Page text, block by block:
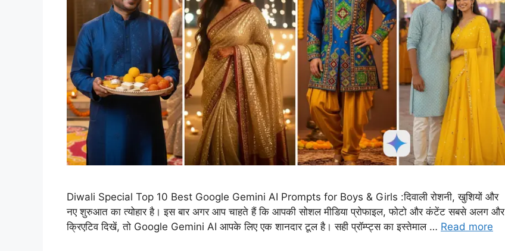
Diwali Special Top 10 Best Google Gemini AI Prompts for Boys & Girls :दिवाली रोशनी, खुशियों और
नए शुरुआत का त्योहार है। इस बार अगर आप चाहते हैं कि आपकी सोशल मीडिया प्रोफाइल, फोटो और कंटेंट सबसे अलग और
क्रिएटिव दिखें, तो Google Gemini AI आपके लिए एक शानदार टूल है। सही प्रॉम्प्ट्स का इस्तेमाल … Read more